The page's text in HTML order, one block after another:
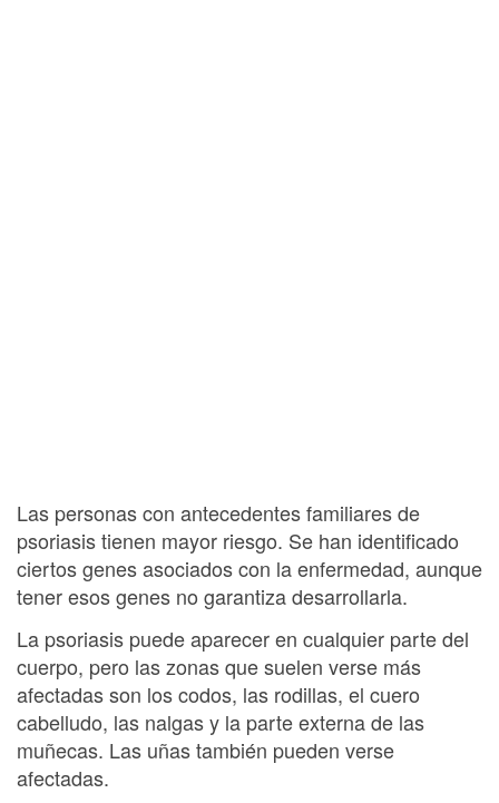
Las personas con antecedentes familiares de
psoriasis tienen mayor riesgo. Se han identificado
ciertos genes asociados con la enfermedad, aunque
tener esos genes no garantiza desarrollarla.
La psoriasis puede aparecer en cualquier parte del
cuerpo, pero las zonas que suelen verse más
afectadas son los codos, las rodillas, el cuero
cabelludo, las nalgas y la parte externa de las
muñecas. Las uñas también pueden verse
afectadas.